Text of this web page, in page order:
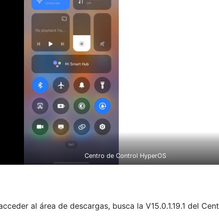
Centro de Control HyperOS
al área de descargas, busca la V15.0.1.19.1 del